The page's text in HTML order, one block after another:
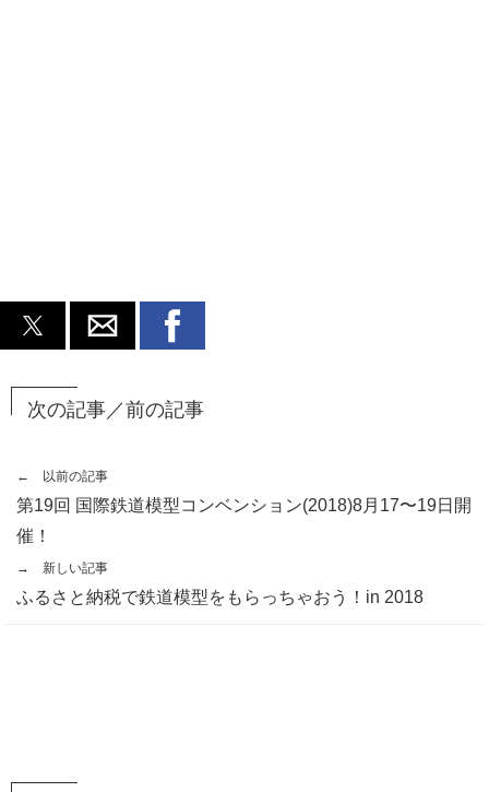
次の記事／前の記事
← 以前の記事
第19回 国際鉄道模型コンベンション(2018)8月17〜19日開
催！
→ 新しい記事
ふるさと納税で鉄道模型をもらっちゃおう！in 2018